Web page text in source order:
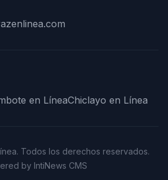
en LíneaChiclayo en Línea
Todos los derechos reservados.
by IntiNews CMS